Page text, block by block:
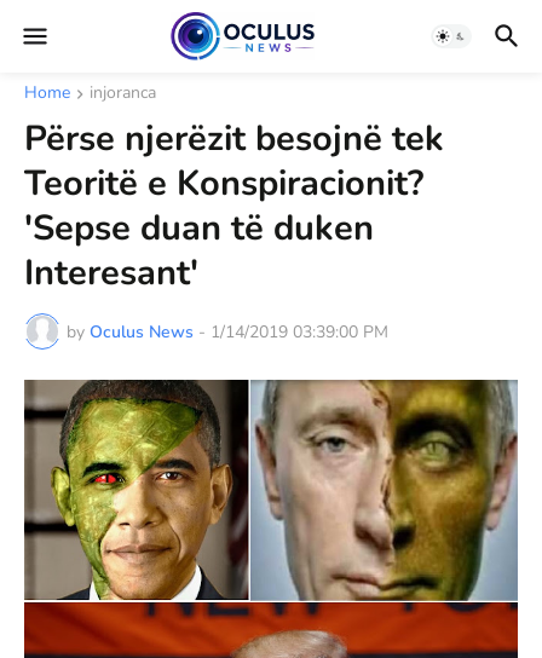
Home injoranca
Përse njerëzit besojnë tek
Teoritë e Konspiracionit?
'Sepse duan të duken
Interesant'
by Oculus News - 1/14/2019 03:39:00 PM